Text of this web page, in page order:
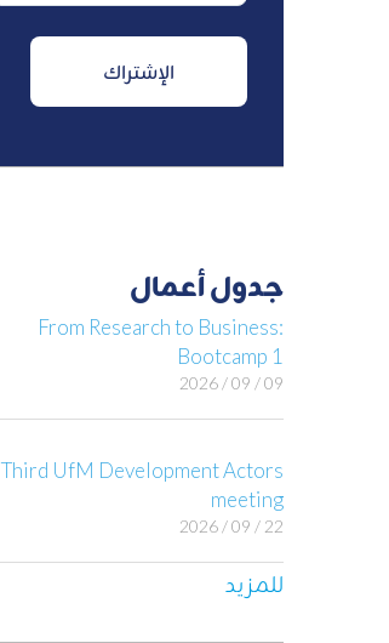
جدول أعمال
From Research to Business:
Bootcamp 1
09 / 09 / 2026
Third UfM Development Actors
meeting
22 / 09 / 2026
للمزيد